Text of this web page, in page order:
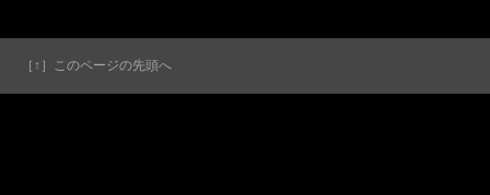
［↑］このページの先頭へ